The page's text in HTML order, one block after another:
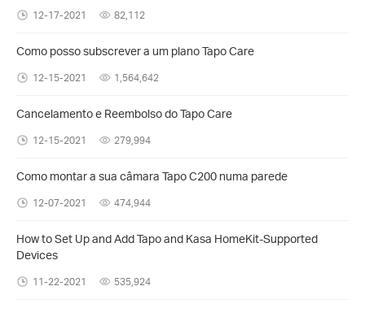
12-17-2021 82,112
Como posso subscrever a um plano Tapo Care
12-15-2021 1,564,642
Cancelamento e Reembolso do Tapo Care
12-15-2021 279,994
Como montar a sua câmara Tapo C200 numa parede
12-07-2021 474,944
How to Set Up and Add Tapo and Kasa HomeKit-Supported
Devices
11-22-2021 535,924